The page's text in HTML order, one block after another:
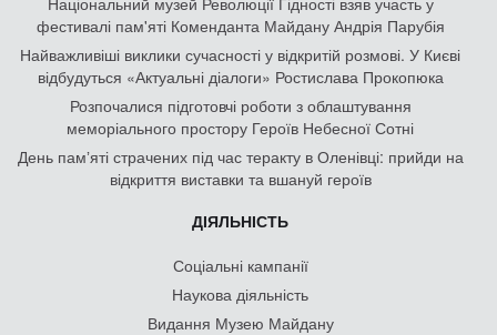
фестивалі пам'яті Коменданта Майдану Андрія Парубія
Найважливіші виклики сучасності у відкритій розмові. У Києві
відбудуться «Актуальні діалоги» Ростислава Прокопюка
Розпочалися підготовчі роботи з облаштування
меморіального простору Героїв Небесної Сотні
День памʼяті страчених під час теракту в Оленівці: прийди на
відкриття виставки та вшануй героїв
ДІЯЛЬНІСТЬ
Соціальні кампанії
Наукова діяльність
Видання Музею Майдану